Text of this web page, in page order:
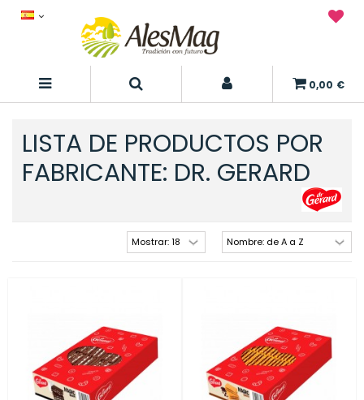
0,00 €
LISTA DE PRODUCTOS POR
FABRICANTE: DR. GERARD